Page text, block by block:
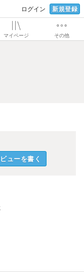
ログイン 新規登録
マイページ その他
ューを書く